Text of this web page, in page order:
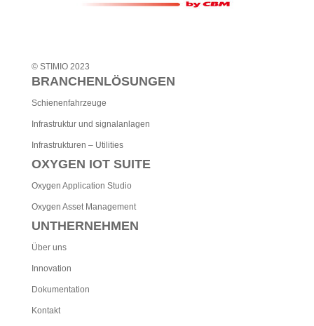
© STIMIO 2023
BRANCHENLÖSUNGEN
Schienenfahrzeuge
Infrastruktur und signalanlagen
Infrastrukturen – Utilities
OXYGEN IOT SUITE
Oxygen Application Studio
Oxygen Asset Management
UNTHERNEHMEN
Über uns
Innovation
Dokumentation
Kontakt